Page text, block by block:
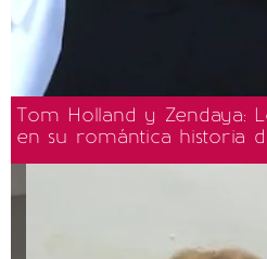
Tom Holland y Zendaya:
en su romántica historia